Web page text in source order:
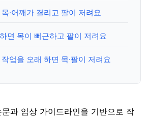
·어깨가 결리고 팔이 저려요
면 목이 뻐근하고 팔이 저려요
업을 오래 하면 목·팔이 저려요
과 임상 가이드라인을 기반으로 작